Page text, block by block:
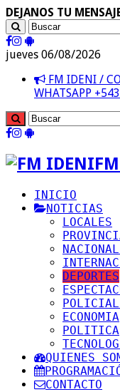
DEJANOS TU
jueves 06/08/2026
FM IDENI /
WHATSAPP
INICIO
NOTICIAS
LOCALES
DEPORTES
ECONOMIA
POLITICA
QUIENES
CONTACTO